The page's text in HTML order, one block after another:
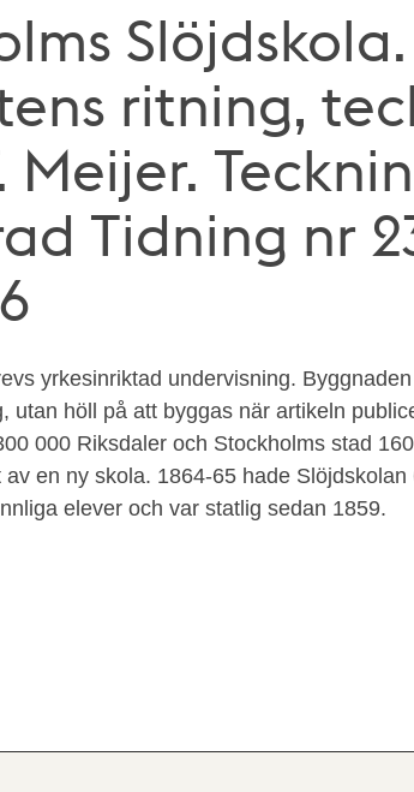
ritning,
Meijer.
Tidning nr
yrkesinriktad undervisning.
utan höll på att byggas när artikeln
000 Riksdaler och Stockholms stad
en ny skola. 1864-65 hade Slöjdskolan
elever och var statlig sedan 1859.